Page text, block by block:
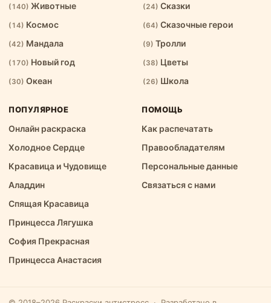
(140) Животные
(14) Космос
(42) Мандала
(170) Новый год
(30) Океан
(24) Сказки
(64) Сказочные герои
(9) Тролли
(38) Цветы
(26) Школа
ПОПУЛЯРНОЕ
Онлайн раскраска
Холодное Сердце
Красавица и Чудовище
Аладдин
Спящая Kрасавица
Принцесса Лягушка
София Прекрасная
Принцесса Анастасия
ПОМОЩЬ
Как распечатать
Правообладателям
Персональные данные
Связаться с нами